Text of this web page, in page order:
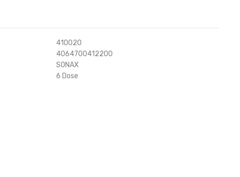
410020
4064700412200
SONAX
6 Dose